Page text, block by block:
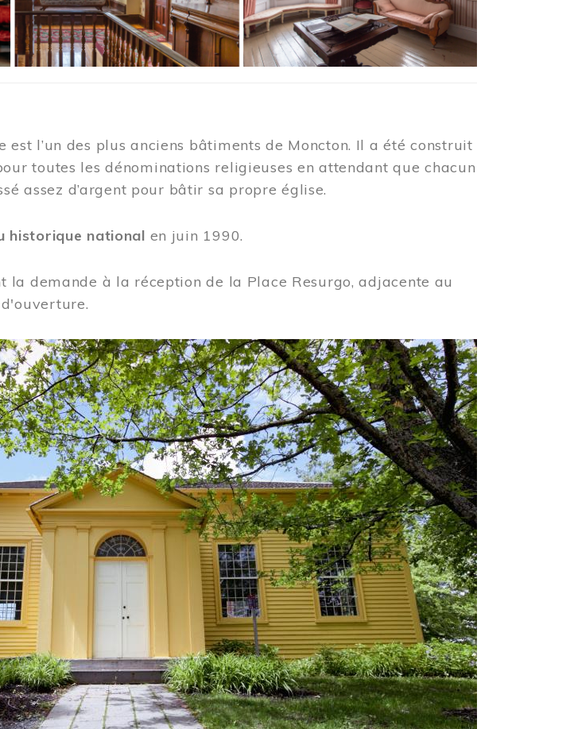
l’un des plus anciens bâtiments de Moncton. Il a été construit
toutes les dénominations religieuses en attendant que chacun
assez d’argent pour bâtir sa propre église.
historique national en juin 1990.
la demande à la réception de la Place Resurgo, adjacente au